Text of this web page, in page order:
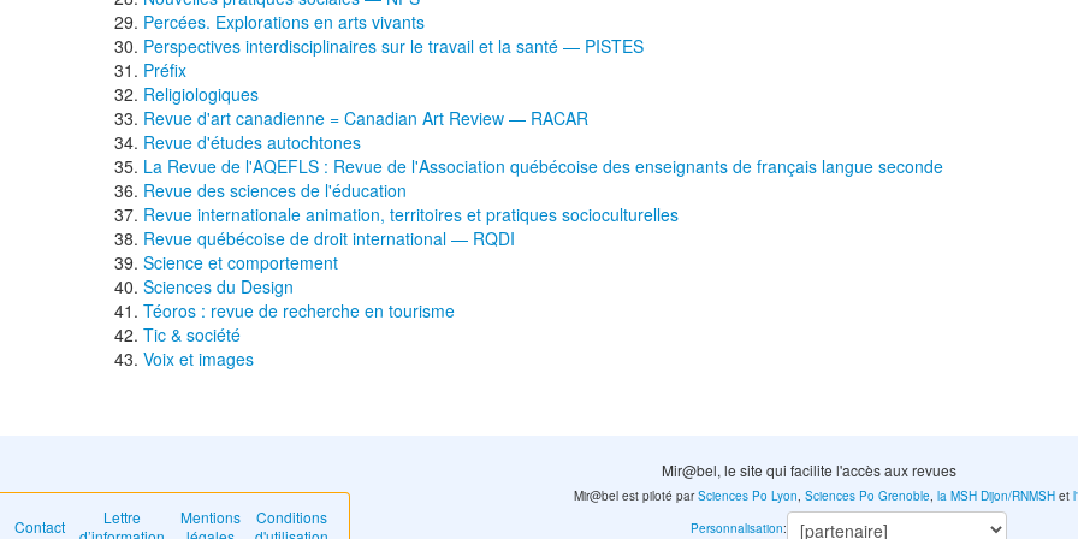
Percées. Explorations en arts vivants
Perspectives interdisciplinaires sur le travail et la santé — PISTES
Préfix
Religiologiques
Revue d'art canadienne = Canadian Art Review — RACAR
Revue d'études autochtones
La Revue de l'AQEFLS : Revue de l'Association québécoise des enseignants de français langue seconde
Revue des sciences de l'éducation
Revue internationale animation, territoires et pratiques socioculturelles
Revue québécoise de droit international — RQDI
Science et comportement
Sciences du Design
Téoros : revue de recherche en tourisme
Tic & société
Voix et images
Mir@bel, le site qui facilite l'accès aux revues
Contact
Lettre
Mentions
Conditions
Mir@bel est piloté parSciences Po Lyon,Sciences Po Grenoble,la MSH Dijon/RNMSH et
Personnalisation: